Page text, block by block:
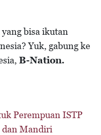
bisa ikutan
Yuk, gabung ke
B-Nation.
Perempuan ISTP
dan Mandiri